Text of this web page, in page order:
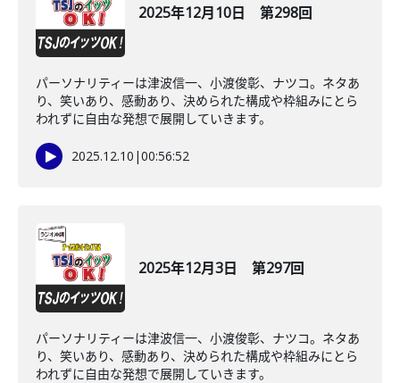
2025年12月10日 第298回
パーソナリティーは津波信一、小渡俊彰、ナツコ。ネタあ
り、笑いあり、感動あり、決められた構成や枠組みにとら
われずに自由な発想で展開していきます。
2025.12.10 |00:56:52
2025年12月3日 第297回
パーソナリティーは津波信一、小渡俊彰、ナツコ。ネタあ
り、笑いあり、感動あり、決められた構成や枠組みにとら
われずに自由な発想で展開していきます。